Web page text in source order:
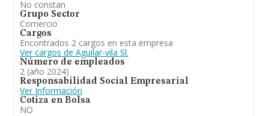
No constan
Grupo Sector
Comercio
Cargos
Encontrados 2 cargos en esta empresa
Ver cargos de Aguilar-vila Sl.
Número de empleados
2 (año 2024)
Responsabilidad Social Empresarial
Ver Información
Cotiza en Bolsa
NO